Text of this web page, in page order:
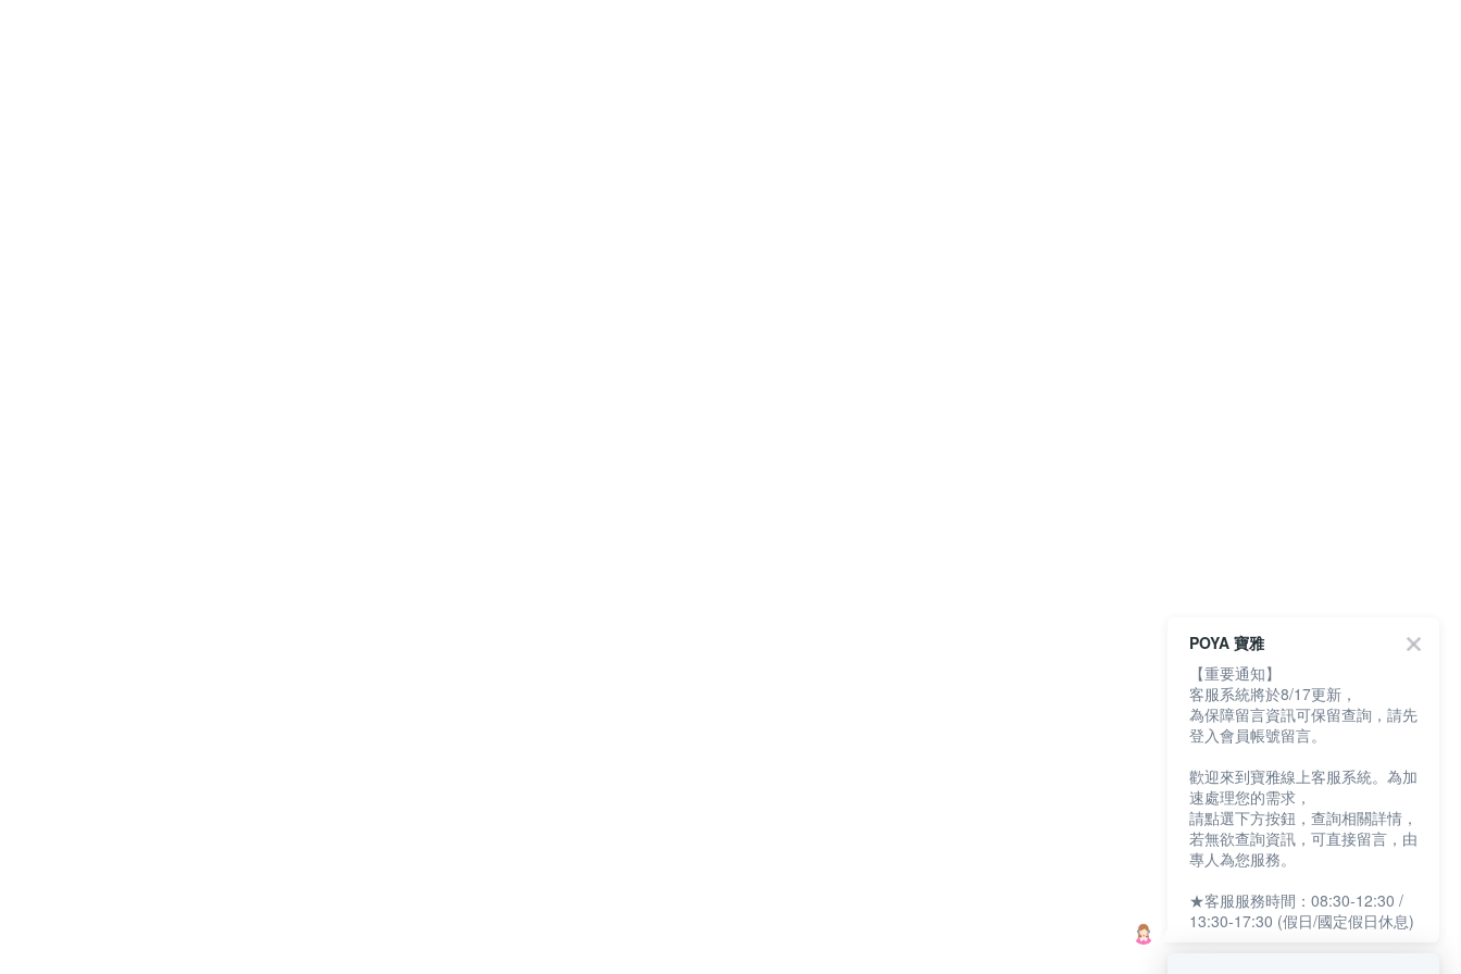
POYA 寶雅
【重要通知】
客服系統將於8/17更新，
為保障留言資訊可保留查詢，請先
登入會員帳號留言。
歡迎來到寶雅線上客服系統。為加
速處理您的需求，
請點選下方按鈕，查詢相關詳情，
若無欲查詢資訊，可直接留言，由
專人為您服務。
★客服服務時間：08:30-12:30 /
13:30-17:30 (假日/國定假日休息)